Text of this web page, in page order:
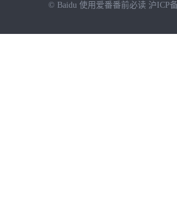
© Baidu 使用爱番番前必读 沪ICP